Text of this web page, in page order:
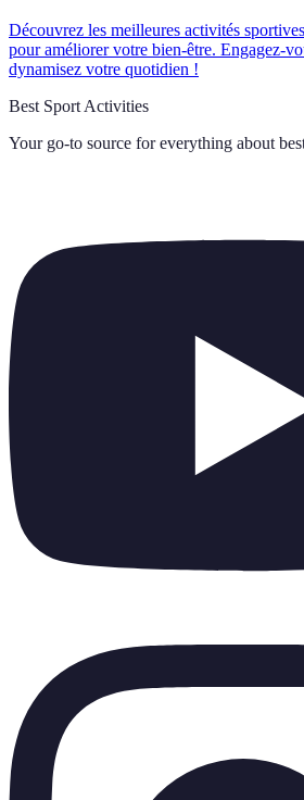
Découvrez les meilleures activités
pour améliorer votre bien-être. Engagez-
dynamisez votre quotidien !
Best Sport Activities
Your go-to source for everything about